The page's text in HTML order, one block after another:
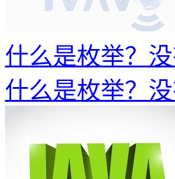
什么是枚举？
什么是枚举？